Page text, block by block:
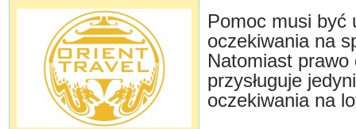
Pomoc musi być
oczekiwania na
Natomiast
przysługuje
oczekiwania na